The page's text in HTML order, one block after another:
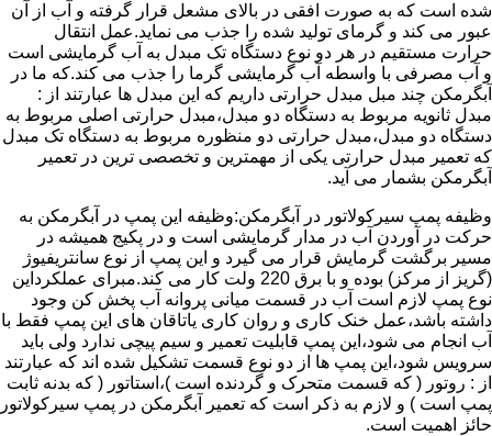
شده است که به صورت افقی در بالای مشعل قرار گرفته و آب از آن
عبور می کند و گرمای تولید شده را جذب می نماید.عمل انتقال
حرارت مستقیم در هر دو نوع دستگاه تک مبدل به آب گرمایشی است
و آب مصرفی با واسطه آب گرمایشی گرما را جذب می کند.که ما در
آبگرمکن چند مبل مبدل حرارتی داریم که این مبدل ها عبارتند از :
مبدل ثانویه مربوط به دستگاه دو مبدل،مبدل حرارتی اصلی مربوط به
دستگاه دو مبدل،مبدل حرارتی دو منظوره مربوط به دستگاه تک مبدل
که تعمیر مبدل حرارتی یکی از مهمترین و تخصصی ترین در تعمیر
آبگرمکن بشمار می آید.
وظیفه پمپ سیرکولاتور در آبگرمکن:وظیفه این پمپ در آبگرمکن به
حرکت در آوردن آب در مدار گرمایشی است و در پکیج همیشه در
مسیر برگشت گرمایش قرار می گیرد و این پمپ از نوع سانتریفیوژ
(گریز از مرکز) بوده و با برق 220 ولت کار می کند.مبرای عملکرداین
نوع پمپ لازم است آب در قسمت میانی پروانه آب پخش کن وجود
داشته باشد،عمل خنک کاری و روان کاری یاتاقان های این پمپ فقط با
آب انجام می شود،این پمپ قابلیت تعمیر و سیم پیچی ندارد ولی باید
سرویس شود،این پمپ ها از دو نوع قسمت تشکیل شده اند که عبارتند
از : روتور ( که قسمت متحرک و گردنده است )،استاتور ( که بدنه ثابت
پمپ است ) و لازم به ذکر است که تعمیر آبگرمکن در پمپ سیرکولاتور
حائز اهمیت است.